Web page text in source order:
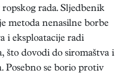
rada. Sljedbenik
metoda nenasilne borbe
i eksploatacije radi
što dovodi do siromaštva i
Posebno se borio protiv